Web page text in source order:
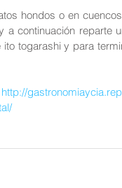
hondos o en
a continuación reparte
ito togarashi y para
http://